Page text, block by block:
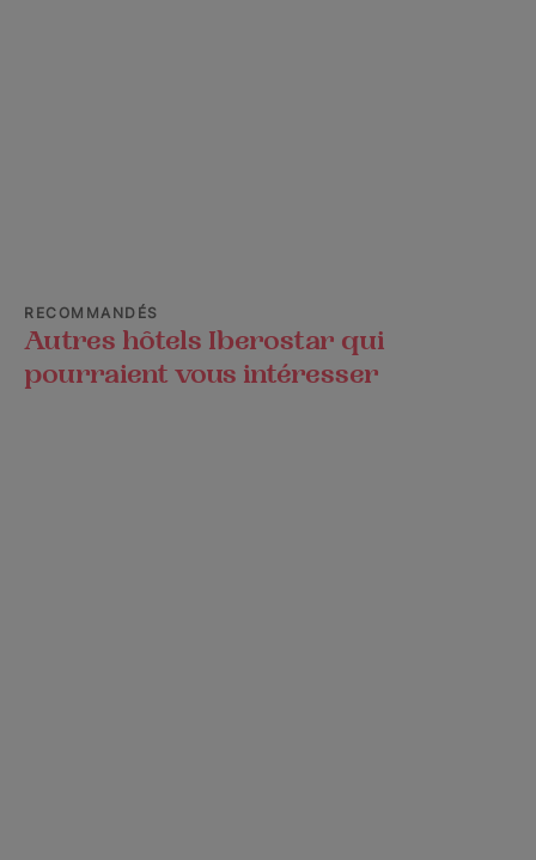
RECOMMANDÉS
Autres hôtels Iberostar qui
pourraient vous intéresser